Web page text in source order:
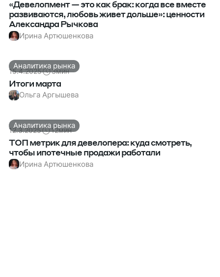
«Девелопмент — это как брак: когда все вместе
развиваются, любовь живет дольше»: ценности
Александра Рычкова
Ирина Артюшенкова
15.4.2025 3мин
Итоги марта
Ольга Аргышева
Аналитика рынка
12.3.2025 12мин
ТОП метрик для девелопера: куда смотреть,
чтобы ипотечные продажи работали
Ирина Артюшенкова
Аналитика рынка